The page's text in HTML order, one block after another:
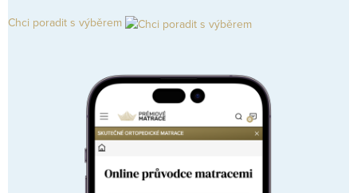
Chci poradit s výběrem